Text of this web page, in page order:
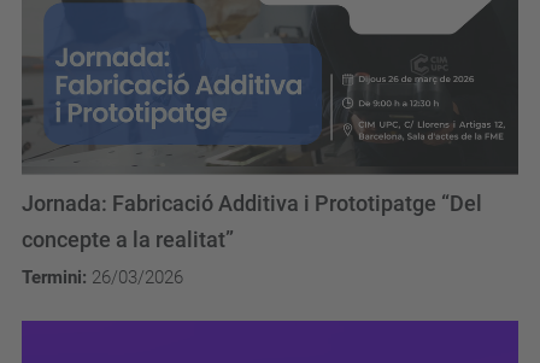
Jornada: Fabricació Additiva i Prototipatge “Del
concepte a la realitat”
Termini: 26/03/2026